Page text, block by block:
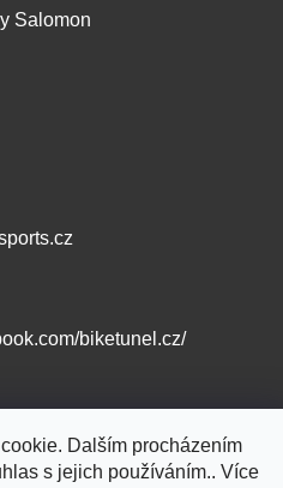
Dalším procházením
s jejich používáním.. Více
Salomon
biketunel.cz/
Shoptet